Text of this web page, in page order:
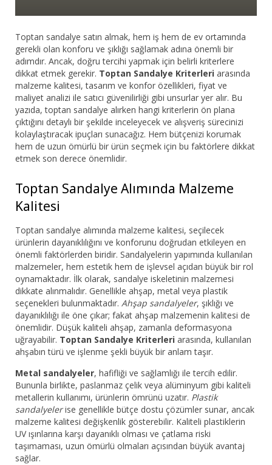
Plastik Sandalye
Dış Mekan Sandalyeler
Masalar
Toptan sandalye satın almak, hem iş hem de ev ortamında
gerekli olan konforu ve şıklığı sağlamak adına önemli bir
adımdır. Ancak, doğru tercihi yapmak için belirli kriterlere
dikkat etmek gerekir. Toptan Sandalye Kriterleri arasında
malzeme kalitesi, tasarım ve konfor özellikleri, fiyat ve
maliyet analizi ile satıcı güvenilirliği gibi unsurlar yer alır. Bu
yazıda, toptan sandalye alırken hangi kriterlerin ön plana
çıktığını detaylı bir şekilde inceleyecek ve alışveriş sürecinizi
kolaylaştıracak ipuçları sunacağız. Hem bütçenizi korumak
hem de uzun ömürlü bir ürün seçmek için bu faktörlere dikkat
etmek son derece önemlidir.
Toptan Sandalye Alımında Malzeme
Kalitesi
Toptan sandalye alımında malzeme kalitesi, seçilecek
ürünlerin dayanıklılığını ve konforunu doğrudan etkileyen en
önemli faktörlerden biridir. Sandalyelerin yapımında kullanılan
malzemeler, hem estetik hem de işlevsel açıdan büyük bir rol
oynamaktadır. İlk olarak, sandalye iskeletinin malzemesi
dikkate alınmalıdır. Genellikle ahşap, metal veya plastik
seçenekleri bulunmaktadır. Ahşap sandalyeler, şıklığı ve
dayanıklılığı ile öne çıkar; fakat ahşap malzemenin kalitesi de
önemlidir. Düşük kaliteli ahşap, zamanla deformasyona
uğrayabilir. Toptan Sandalye Kriterleri arasında, kullanılan
ahşabın türü ve işlenme şekli büyük bir anlam taşır.
Metal sandalyeler, hafifliği ve sağlamlığı ile tercih edilir.
Bununla birlikte, paslanmaz çelik veya alüminyum gibi kaliteli
metallerin kullanımı, ürünlerin ömrünü uzatır. Plastik
sandalyelerise genellikle bütçe dostu çözümler sunar, ancak
malzeme kalitesi değişkenlik gösterebilir. Kaliteli plastiklerin
UV ışınlarına karşı dayanıklı olması ve çatlama riski
taşımaması, uzun ömürlü olmaları açısından büyük avantaj
sağlar.